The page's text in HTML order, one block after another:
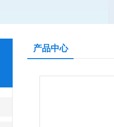
产品中心